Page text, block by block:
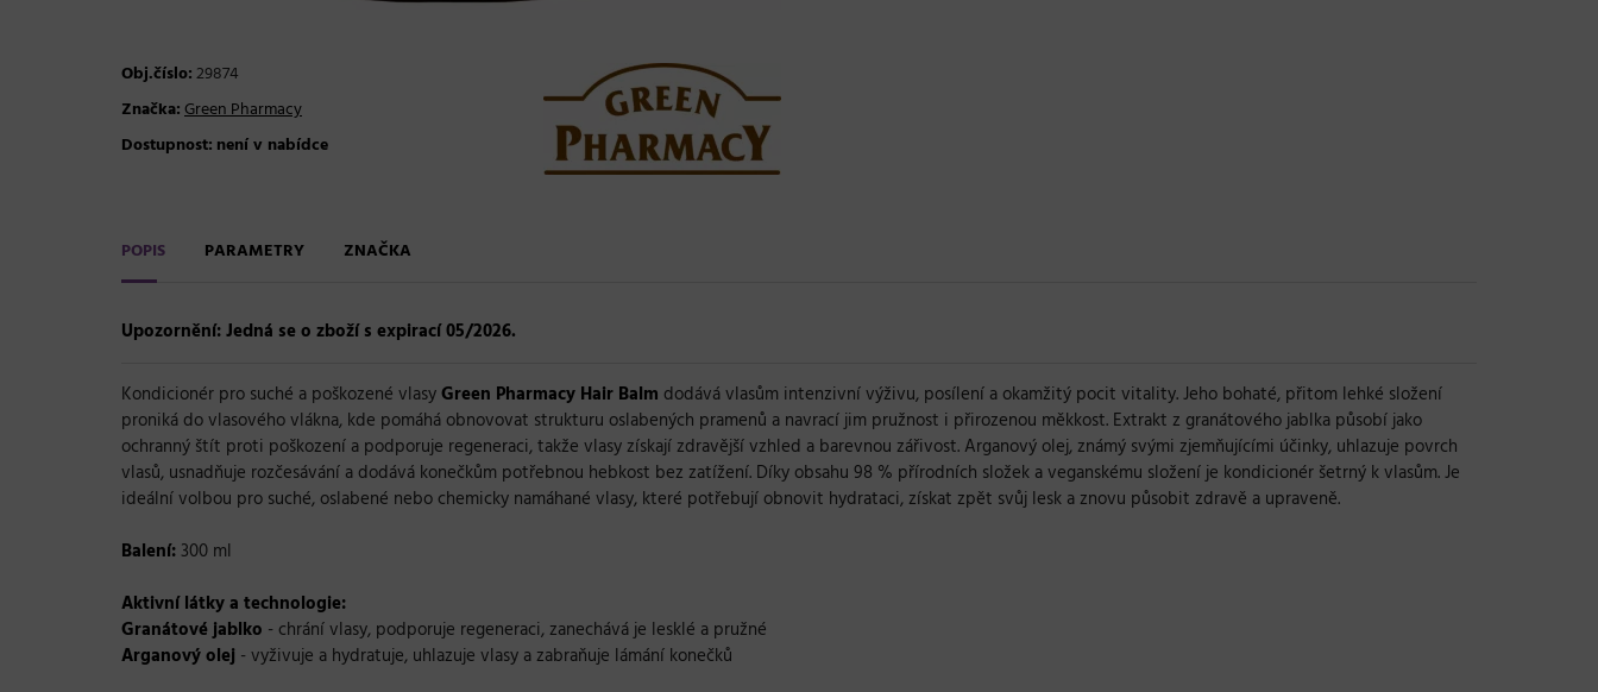
Obj.číslo:29874
Značka:Green Pharmacy
Dostupnost: není v nabídce
POPIS PARAMETRY ZNAČKA
Upozornění: Jedná se o zboží s expirací 05/2026.
Kondicionér pro suché a poškozené vlasyGreen Pharmacy Hair Balm dodává vlasům intenzivní výživu, posílení a okamžitý pocit vitality. Jeho bohaté, přitom lehké složení
proniká do vlasového vlákna, kde pomáhá obnovovat strukturu oslabených pramenů a navrací jim pružnost i přirozenou měkkost. Extrakt z granátového jablka působí jako
ochranný štít proti poškození a podporuje regeneraci, takže vlasy získají zdravější vzhled a barevnou zářivost. Arganový olej, známý svými zjemňujícími účinky, uhlazuje povrch
vlasů, usnadňuje rozčesávání a dodává konečkům potřebnou hebkost bez zatížení. Díky obsahu 98 % přírodních složek a veganskému složení je kondicionér šetrný k vlasům. Je
ideální volbou pro suché, oslabené nebo chemicky namáhané vlasy, které potřebují obnovit hydrataci, získat zpět svůj lesk a znovu působit zdravě a upraveně.
Balení: 300 ml
Aktivní látky a technologie:
Granátové jablko - chrání vlasy, podporuje regeneraci, zanechává je lesklé a pružné
Arganový olej - vyživuje a hydratuje, uhlazuje vlasy a zabraňuje lámání konečků